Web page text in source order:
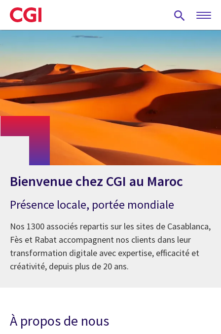
Skip
to
main
Bienvenue chez CGI au Maroc
Présence locale, portée mondiale
Nos 1300 associés repartis sur les sites de Casablanca,
Fès et Rabat accompagnent nos clients dans leur
transformation digitale avec expertise, efficacité et
créativité, depuis plus de 20 ans.
À propos de nous